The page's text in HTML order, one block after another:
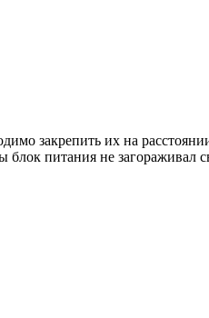
закрепить их на
блок питания не